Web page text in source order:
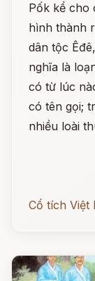
Pốk kể cho
hình thành
dân tộc
nghĩa là
có từ lúc
có tên gọi;
nhiều loài
Cổ tích Việt